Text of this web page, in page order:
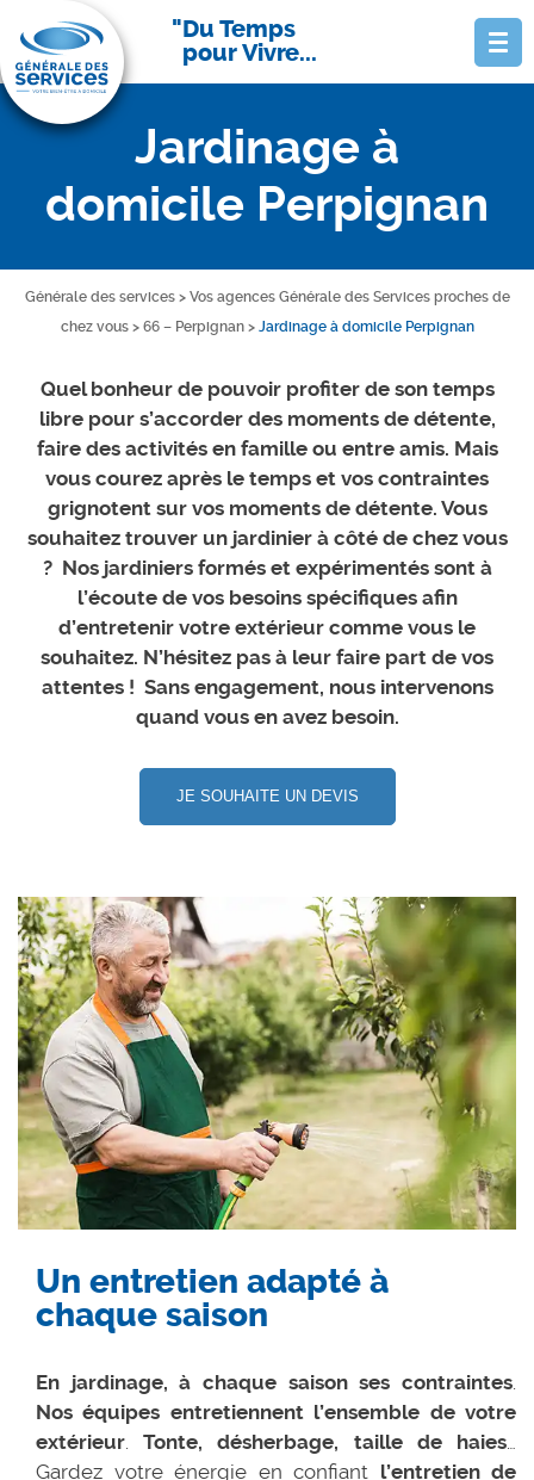
Du Temps
pour Vivre...
Jardinage à
domicile Perpignan
Générale des services> Vos agences Générale des Services proches de
chez vous> 66 – Perpignan> Jardinage à domicile Perpignan
Quel bonheur de pouvoir profiter de son temps
libre pour s’accorder des moments de détente,
faire des activités en famille ou entre amis. Mais
vous courez après le temps et vos contraintes
grignotent sur vos moments de détente. Vous
souhaitez trouver un jardinier à côté de chez vous
? Nos jardiniers formés et expérimentés sont à
l’écoute de vos besoins spécifiques afin
d’entretenir votre extérieur comme vous le
souhaitez. N’hésitez pas à leur faire part de vos
attentes ! Sans engagement, nous intervenons
quand vous en avez besoin.
JE SOUHAITE UN DEVIS
Un entretien adapté à
chaque saison
En jardinage, à chaque saison ses contraintes
Nos équipes entretiennent l’ensemble de votre
extérieur .Tonte, désherbage, taille de haies
Gardez votre énergie en confiant l’entretien de